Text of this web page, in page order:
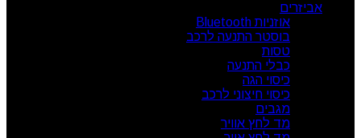
אביזרים
אוזניות Bluetooth
בוסטר התנעה לרכב
טסות
כבלי התנעה
כיסוי הגה
כיסוי חיצוני לרכב
מגבים
מד לחץ אוויר